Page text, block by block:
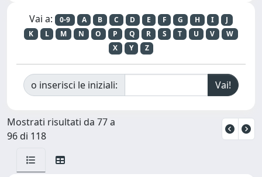
Vai a: 0-9 A B C D E F G H I
J
K
L M N O P Q R S T U V
W
X
Y Z
o inserisci le iniziali:
Mostrati risultati da 77 a
96 di 118